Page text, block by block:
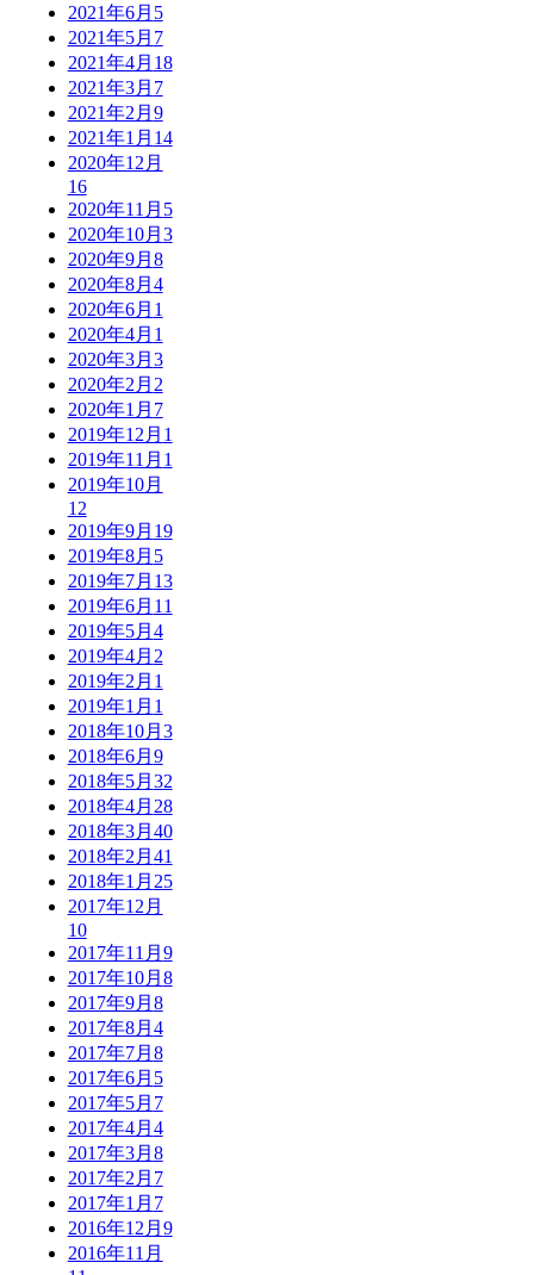
2021年6月 5
2021年5月 7
2021年4月 18
2021年3月 7
2021年2月 9
2021年1月 14
2020年12月
16
2020年11月 5
2020年10月 3
2020年9月 8
2020年8月 4
2020年6月 1
2020年4月 1
2020年3月 3
2020年2月 2
2020年1月 7
2019年12月 1
2019年11月 1
2019年10月
12
2019年9月 19
2019年8月 5
2019年7月 13
2019年6月 11
2019年5月 4
2019年4月 2
2019年2月 1
2019年1月 1
2018年10月 3
2018年6月 9
2018年5月 32
2018年4月 28
2018年3月 40
2018年2月 41
2018年1月 25
2017年12月
10
2017年11月 9
2017年10月 8
2017年9月 8
2017年8月 4
2017年7月 8
2017年6月 5
2017年5月 7
2017年4月 4
2017年3月 8
2017年2月 7
2017年1月 7
2016年12月 9
2016年11月